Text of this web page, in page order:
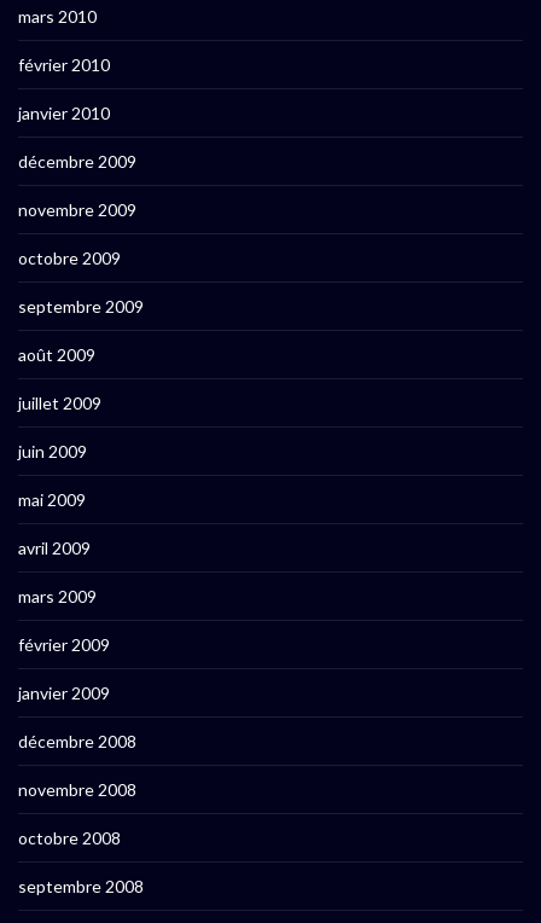
mars 2010
février 2010
janvier 2010
décembre 2009
novembre 2009
octobre 2009
septembre 2009
août 2009
juillet 2009
juin 2009
mai 2009
avril 2009
mars 2009
février 2009
janvier 2009
décembre 2008
novembre 2008
octobre 2008
septembre 2008